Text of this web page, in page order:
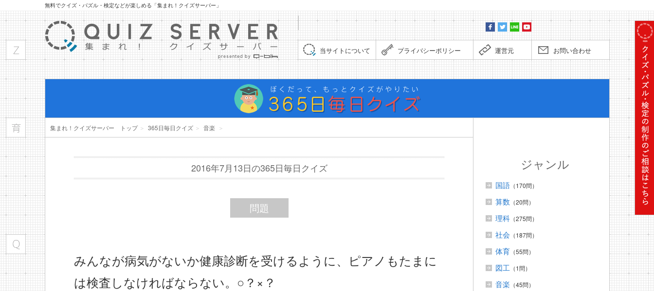
無料でクイズ・パズル・検定などが楽しめる「集まれ！クイズサーバー」
当サイトについて プライバシーポリシー 運営元 お問い合わせ
ぼくだ
集まれ！クイズサーバー トップ＞ 365日毎日クイズ ＞ 音楽 ＞
2016年7月13日の365日毎日クイズ
問題
みんなが病気がないか健康診断を受けるように、ピアノもたまに
は検査しなければならない。○？×？
ジャンル
国語 （170問）
算数 （20問）
理科 （275問）
社会 （187問）
体育 （55問）
図工 （1問）
音楽 （45問）